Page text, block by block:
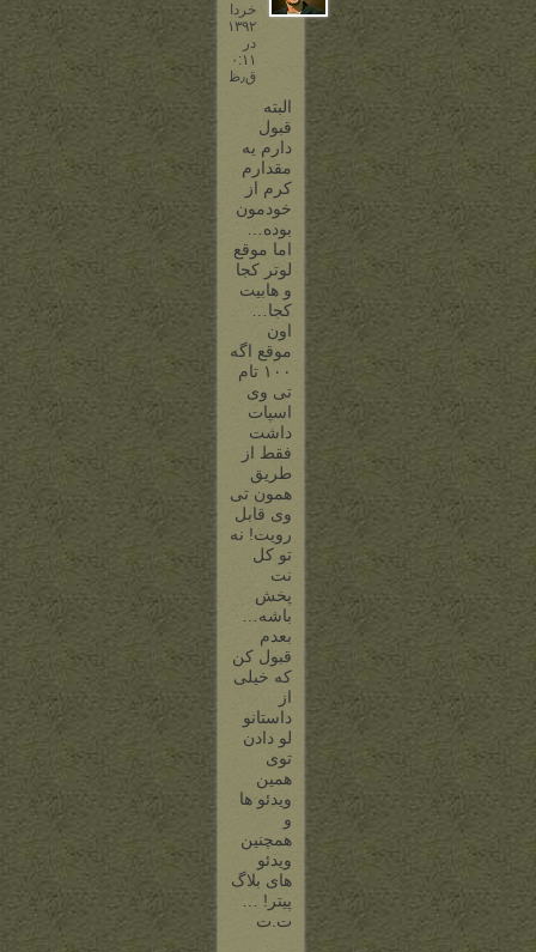
خرداد
۱۳۹۲
در
۱۰:۱۱
ق٫ظ
البته
قبول
دارم یه
مقدارم
کرم از
خودمون
بوده…
اما موقع
لوتر کجا
و هابیت
کجا…
اون
موقع اگه
۱۰۰ تام
تی وی
اسپات
داشت
فقط از
طریق
همون تی
وی قابل
رویت! نه
تو کل
نت
پخش
باشه…
بعدم
قبول کن
که خیلی
از
داستانو
لو دادن
توی
همین
ویدئو ها
و
همچنین
ویدئو
های بلاگ
پیتر! …
ت.ت